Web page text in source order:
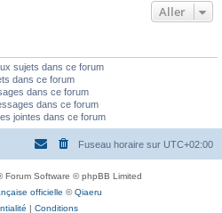
Aller
sujets dans ce forum
dans ce forum
dans ce forum
dans ce forum
jointes dans ce forum
Fuseau horaire sur UTC+02:00
Forum Software © phpBB Limited
officielle ©Qiaeru
| Conditions